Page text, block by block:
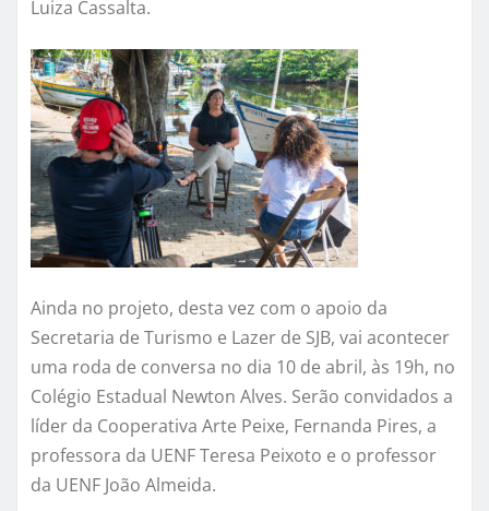
Luiza Cassalta.
Ainda no projeto, desta vez com o apoio da
Secretaria de Turismo e Lazer de SJB, vai acontecer
uma roda de conversa no dia 10 de abril, às 19h, no
Colégio Estadual Newton Alves. Serão convidados a
líder da Cooperativa Arte Peixe, Fernanda Pires, a
professora da UENF Teresa Peixoto e o professor
da UENF João Almeida.